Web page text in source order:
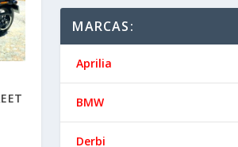
MARCAS:
Aprilia
BMW
Derbi